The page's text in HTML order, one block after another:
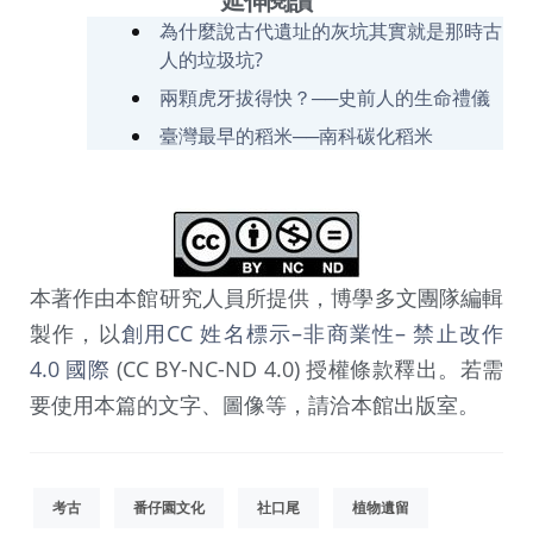
為什麼說古代遺址的灰坑其實就是那時古
人的垃圾坑?
兩顆虎牙拔得快？──史前人的生命禮儀
臺灣最早的稻米──南科碳化稻米
本著作由本館研究人員所提供，博學多文團隊編輯
製作，以創用CC 姓名標示–非商業性– 禁止改作
4.0 國際 (CC BY-NC-ND 4.0) 授權條款釋出。若需
要使用本篇的文字、圖像等，請洽本館出版室。
考古 番仔園文化 社口尾 植物遺留